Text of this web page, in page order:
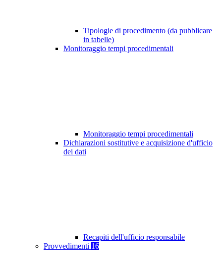
Tipologie di procedimento (da pubblicare
in tabelle)
Monitoraggio tempi procedimentali
Monitoraggio tempi procedimentali
Dichiarazioni sostitutive e acquisizione d'ufficio
dei dati
Recapiti dell'ufficio responsabile
Provvedimenti 16